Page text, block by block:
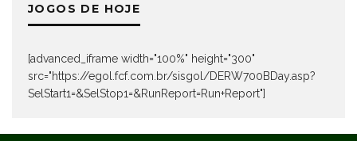
JOGOS DE HOJE
[advanced_iframe width="100%" height="300"
src="https://egol.fcf.com.br/sisgol/DERW700BDay.asp?
SelStart1=&SelStop1=&RunReport=Run+Report"]